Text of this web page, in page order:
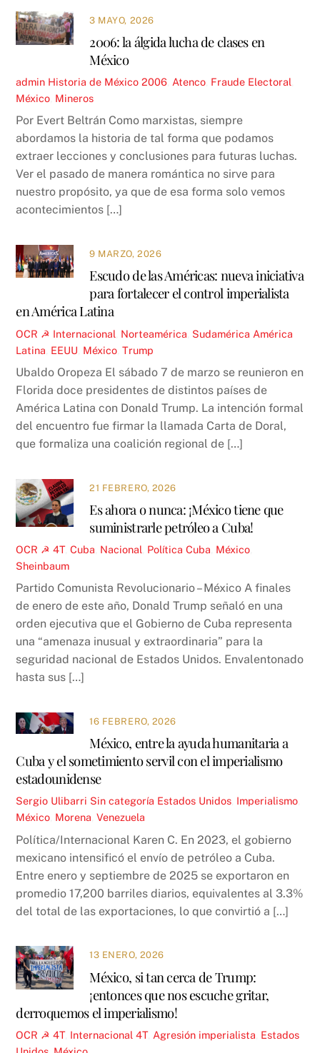
3 MAYO, 2026
2006: la álgida lucha de clases en
México
admin Historia de México 2006 Atenco Fraude Electoral
México Mineros
Por Evert Beltrán Como marxistas, siempre
abordamos la historia de tal forma que podamos
extraer lecciones y conclusiones para futuras luchas.
Ver el pasado de manera romántica no sirve para
nuestro propósito, ya que de esa forma solo vemos
acontecimientos […]
9 MARZO, 2026
Escudo de las Américas: nueva iniciativa
para fortalecer el control imperialista
en América Latina
OCR ☭ Internacional Norteamérica Sudamérica América
Latina EEUU México ,Trump
Ubaldo Oropeza El sábado 7 de marzo se reunieron en
Florida doce presidentes de distintos países de
América Latina con Donald Trump. La intención formal
del encuentro fue firmar la llamada Carta de Doral,
que formaliza una coalición regional de […]
21 FEBRERO, 2026
Es ahora o nunca: ¡México tiene que
suministrarle petróleo a Cuba!
OCR ☭ 4T,Cuba Nacional Política Cuba México
Sheinbaum
Partido Comunista Revolucionario – México A finales
de enero de este año, Donald Trump señaló en una
orden ejecutiva que el Gobierno de Cuba representa
una “amenaza inusual y extraordinaria” para la
seguridad nacional de Estados Unidos. Envalentonado
hasta sus […]
16 FEBRERO, 2026
México, entre la ayuda humanitaria a
Cuba y el sometimiento servil con el imperialismo
estadounidense
Sergio Ulibarri Sin categoría Estados Unidos Imperialismo
México Morena ,Venezuela
Política/Internacional Karen C. En 2023, el gobierno
mexicano intensificó el envío de petróleo a Cuba.
Entre enero y septiembre de 2025 se exportaron en
promedio 17,200 barriles diarios, equivalentes al 3.3%
del total de las exportaciones, lo que convirtió a […]
13 ENERO, 2026
México, si tan cerca de Trump:
¡entonces que nos escuche gritar,
derroquemos el imperialismo!
OCR ☭ 4T, Internacional 4T, Agresión imperialista Estados